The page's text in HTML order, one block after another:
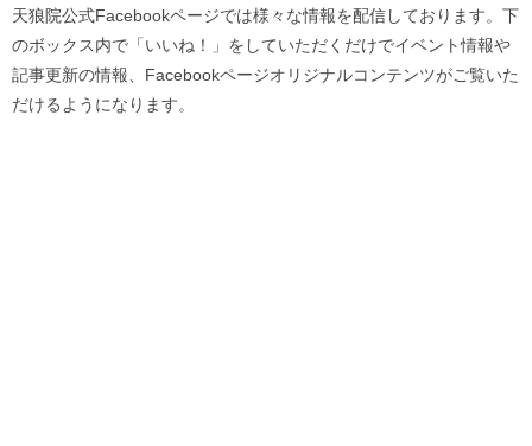
天狼院公式Facebookページでは様々な情報を配信しております。下
のボックス内で「いいね！」をしていただくだけでイベント情報や
記事更新の情報、Facebookページオリジナルコンテンツがご覧いた
だけるようになります。